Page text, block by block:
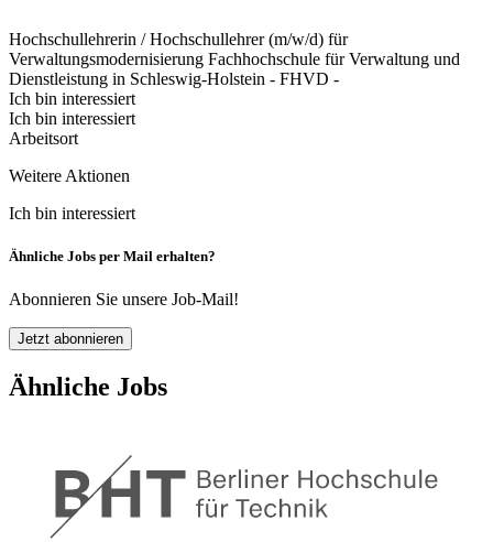
Hochschullehrerin / Hochschullehrer (m/w/d) für
Verwaltungsmodernisierung Fachhochschule für Verwaltung und
Dienstleistung in Schleswig-Holstein - FHVD -
Ich bin interessiert
Ich bin interessiert
Arbeitsort
Weitere Aktionen
Ich bin interessiert
Ähnliche Jobs per Mail erhalten?
Abonnieren Sie unsere Job-Mail!
Jetzt abonnieren
Ähnliche Jobs